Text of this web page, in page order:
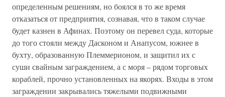
определенным решениям, но боялся в то же время
отказаться от предприятия, сознавая, что в таком случае
будет казнен в Афинах. Поэтому он перевел суда, которые
до того стояли между Дасконом и Анапусом, южнее в
бухту, образованную Племмерионом, и защитил их с
суши свайным заграждением, а с моря – рядом торговых
кораблей, прочно установленных на якорях. Входы в этом
заграждении закрывались тяжелыми подвижными